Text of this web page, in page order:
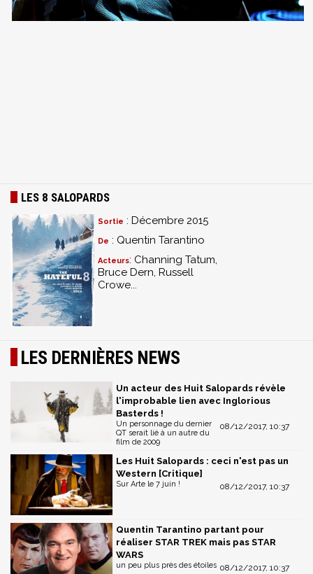
LES 8 SALOPARDS
Sortie : Décembre 2015
De : Quentin Tarantino
Acteurs: Channing Tatum,
Bruce Dern, Russell
Crowe...
LES DERNIÈRES NEWS
Un acteur des Huit Salopards révèle
l'improbable lien avec Inglorious
Basterds !
08/12/2017, 10:37
Un personnage du dernier
QT serait lié à un autre du
film de 2009
Les Huit Salopards : ceci n'est pas un
Western [Critique]
08/12/2017, 10:37
Sur Arte le 7 juin !
Quentin Tarantino partant pour
réaliser STAR TREK mais pas STAR
WARS
08/12/2017, 10:37
un peu plus près des étoiles